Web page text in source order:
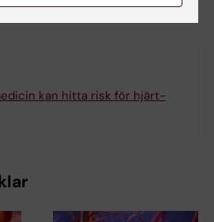
kan hitta risk för hjärt-